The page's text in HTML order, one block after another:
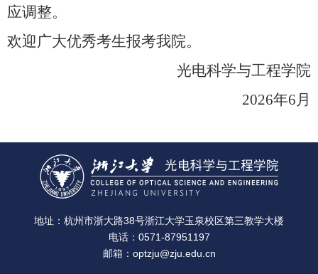
应调整。
欢迎广大优秀考生报考我院。
光电科学与工程学院
2026年6月
地址：杭州市浙大路38号浙江大学玉泉校区第三教学大楼
电话：0571-87951197
邮箱：optzju@zju.edu.cn